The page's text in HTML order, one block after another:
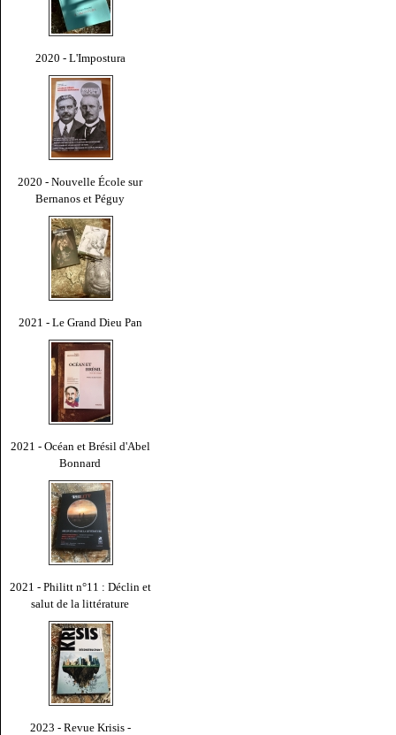
2020 - L'Impostura
2020 - Nouvelle École sur
Bernanos et Péguy
2021 - Le Grand Dieu Pan
2021 - Océan et Brésil d'Abel
Bonnard
2021 - Philitt n°11 : Déclin et
salut de la littérature
2023 - Revue Krisis -